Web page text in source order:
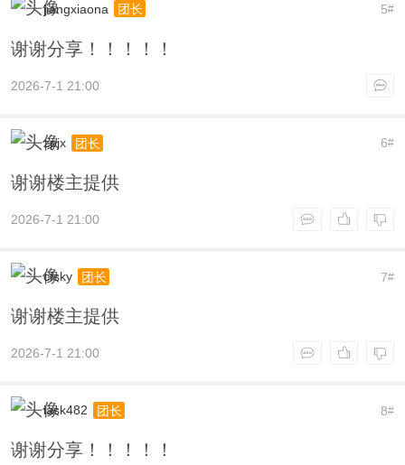
5#
jiangxiaona 团长
谢谢分享！！！！！
2026-7-1 21:00
6#
zpjx 团长
谢谢楼主提供
2026-7-1 21:00
7#
cfsky 团长
谢谢楼主提供
2026-7-1 21:00
8#
iask482 团长
谢谢分享！！！！！